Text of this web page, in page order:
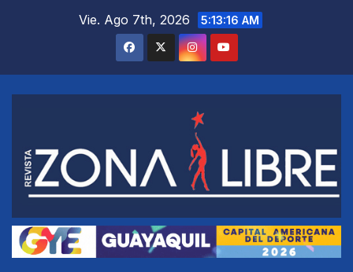
Vie. Ago 7th, 2026 5:13:17 AM